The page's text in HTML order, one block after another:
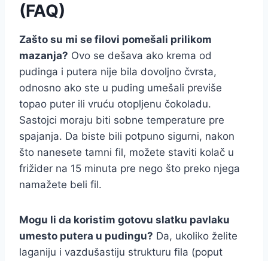
(FAQ)
Zašto su mi se filovi pomešali prilikom
mazanja? Ovo se dešava ako krema od
pudinga i putera nije bila dovoljno čvrsta,
odnosno ako ste u puding umešali previše
topao puter ili vruću otopljenu čokoladu.
Sastojci moraju biti sobne temperature pre
spajanja. Da biste bili potpuno sigurni, nakon
što nanesete tamni fil, možete staviti kolač u
frižider na 15 minuta pre nego što preko njega
namažete beli fil.
Mogu li da koristim gotovu slatku pavlaku
umesto putera u pudingu? Da, ukoliko želite
laganiju i vazdušastiju strukturu fila (poput